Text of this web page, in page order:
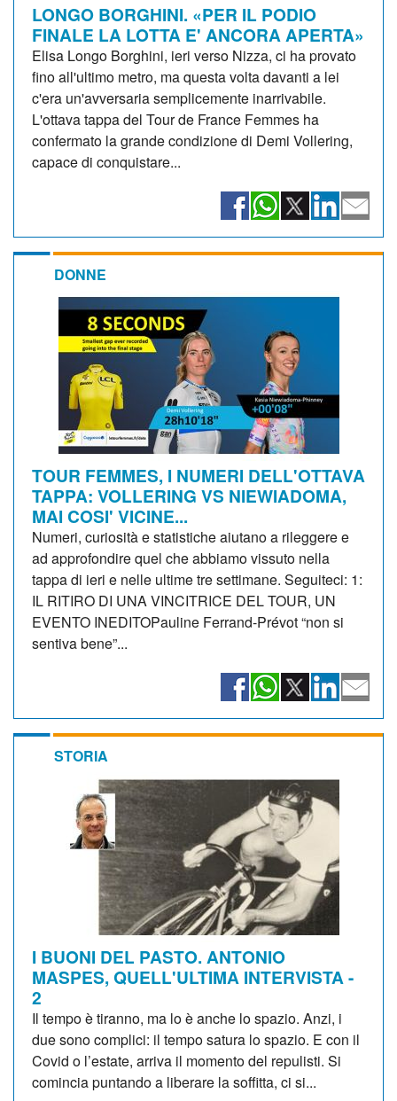
LONGO BORGHINI. «PER IL PODIO
FINALE LA LOTTA E' ANCORA APERTA»
Elisa Longo Borghini, ieri verso Nizza, ci ha provato
fino all'ultimo metro, ma questa volta davanti a lei
c'era un'avversaria semplicemente inarrivabile.
L'ottava tappa del Tour de France Femmes ha
confermato la grande condizione di Demi Vollering,
capace di conquistare...
DONNE
TOUR FEMMES, I NUMERI DELL'OTTAVA
TAPPA: VOLLERING VS NIEWIADOMA,
MAI COSI' VICINE...
Numeri, curiosità e statistiche aiutano a rileggere e
ad approfondire quel che abbiamo vissuto nella
tappa di ieri e nelle ultime tre settimane. Seguiteci: 1:
IL RITIRO DI UNA VINCITRICE DEL TOUR, UN
EVENTO INEDITOPauline Ferrand-Prévot “non si
sentiva bene”...
STORIA
I BUONI DEL PASTO. ANTONIO
MASPES, QUELL'ULTIMA INTERVISTA -
2
Il tempo è tiranno, ma lo è anche lo spazio. Anzi, i
due sono complici: il tempo satura lo spazio. E con il
Covid o l’estate, arriva il momento del repulisti. Si
comincia puntando a liberare la soffitta, ci si...